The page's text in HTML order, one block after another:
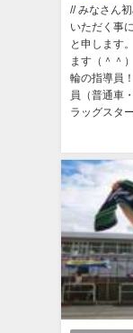
// みなさん
いただく事
と申します
ます（＾＾
輪の指導員
員（普通車
ラッグスタ